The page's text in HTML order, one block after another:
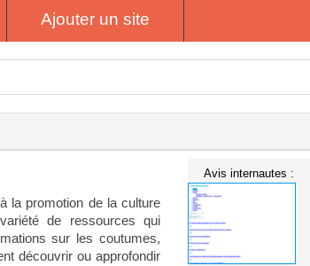
Ajouter un site
la promotion de la culture
de ressources qui
sur les coutumes,
découvrir ou approfondir
Avis internautes :